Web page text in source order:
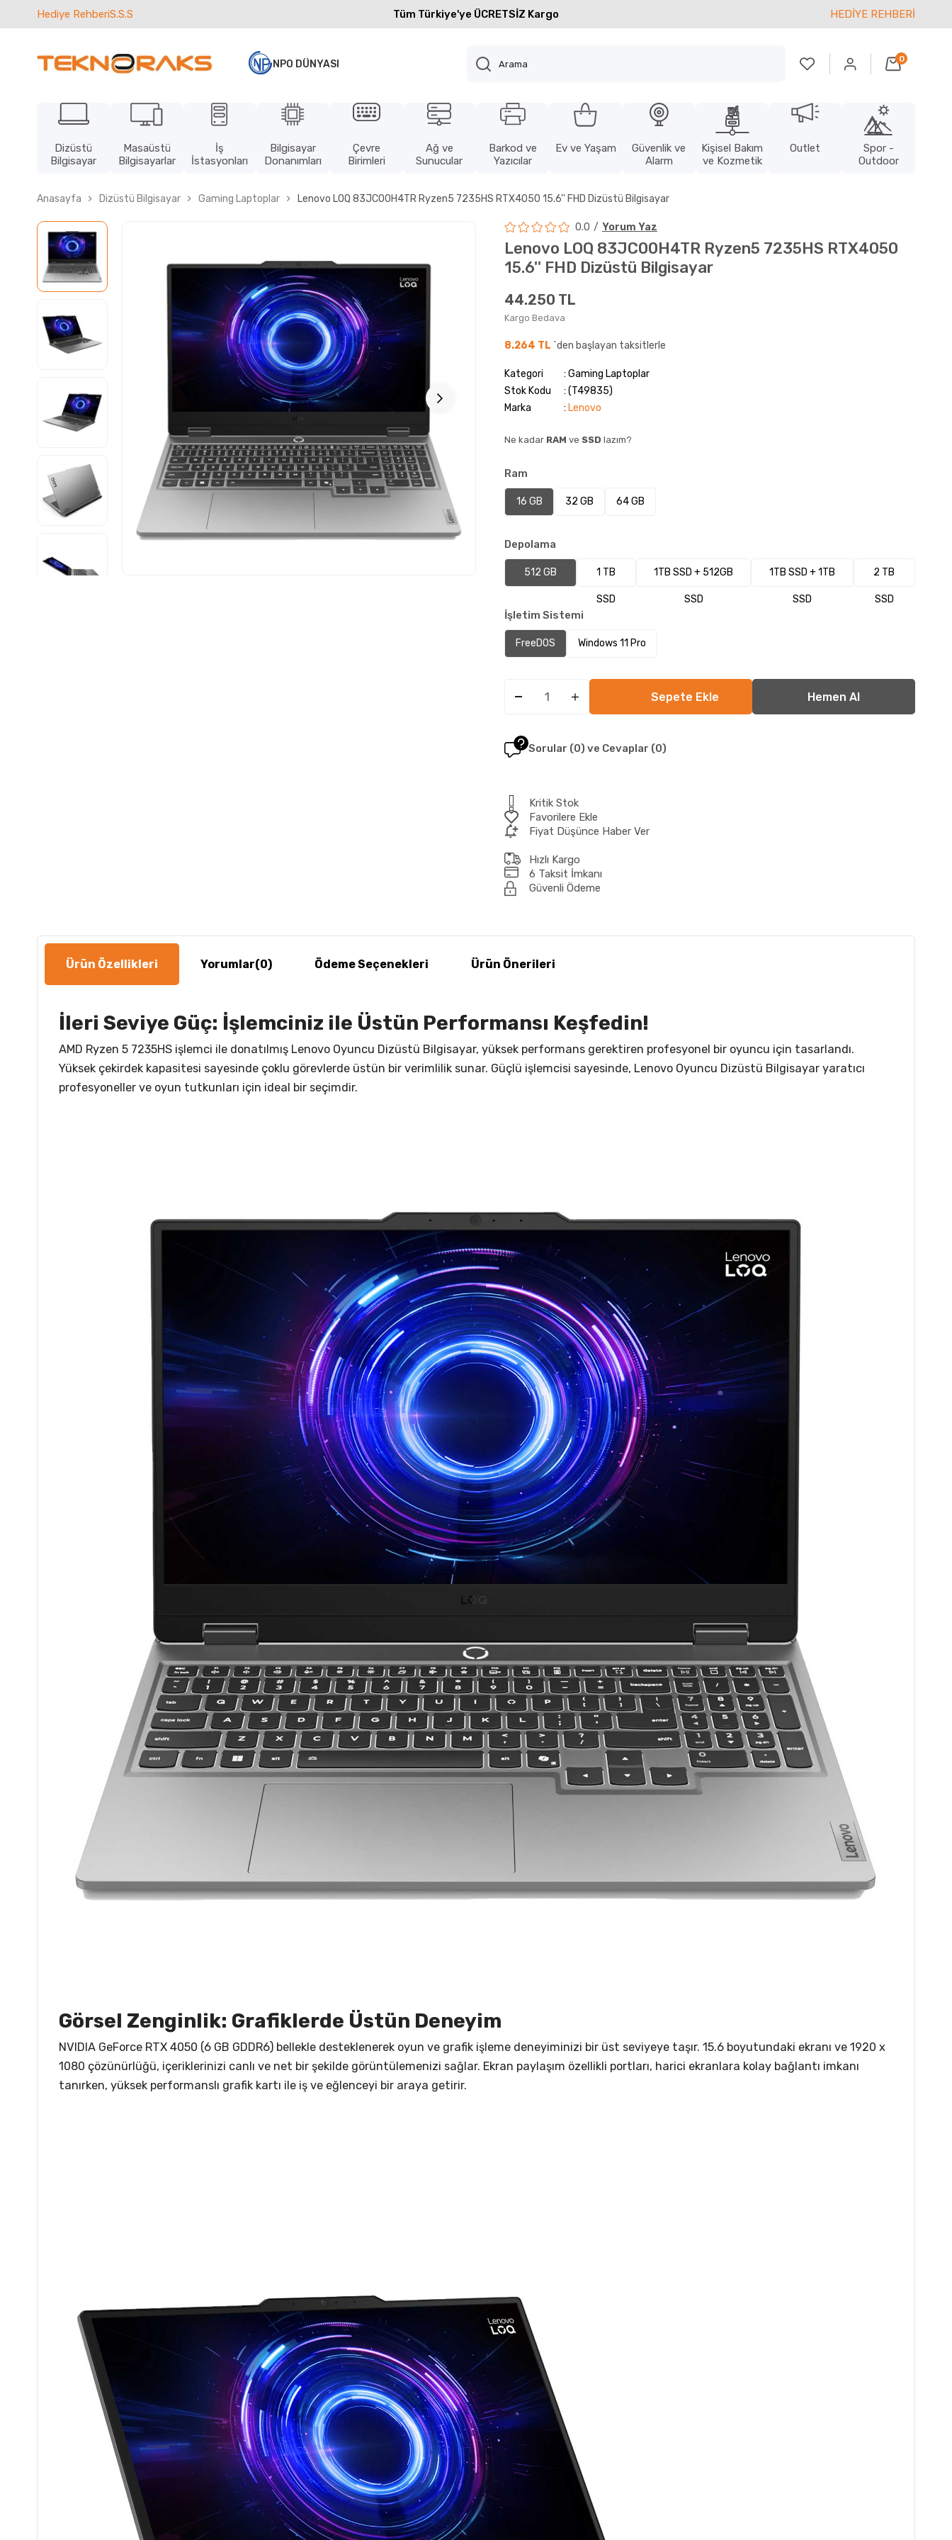
Hediye RehberiS.S.S Tüm Türkiye'ye ÜCRETSİZ Kargo HEDİYE REHBERİ
NPO DÜNYASI 0
Dizüstü
Bilgisayar
Masaüstü
Bilgisayarlar
İş
İstasyonları
Bilgisayar
Donanımları
Çevre
Birimleri
Ağ ve
Sunucular
Barkod ve
Yazıcılar
Ev ve Yaşam
Güvenlik ve
Alarm
Kişisel Bakım
ve Kozmetik
Outlet
Spor -
Outdoor
Anasayfa Dizüstü Bilgisayar Gaming Laptoplar Lenovo LOQ 83JC00H4TR Ryzen5 7235HS RTX4050 15.6'' FHD Dizüstü Bilgisayar
0.0 Yorum Yaz
Lenovo LOQ 83JC00H4TR Ryzen5 7235HS RTX4050
15.6'' FHD Dizüstü Bilgisayar
44.250 TL
Kargo Bedava
8.264 TL `den başlayan taksitlerle
Kategori
Gaming Laptoplar
Stok Kodu
(T49835)
Marka
: Lenovo
Ne kadar RAM ve SSD lazım?
Ram
16 GB 32 GB 64 GB
Depolama
512 GB 1 TB
SSD
1TB SSD + 512GB
SSD
1TB SSD + 1TB
SSD
2 TB
SSD
İşletim Sistemi
FreeDOS Windows 11 Pro
Sorular (0) ve Cevaplar (0)
Kritik Stok
Favorilere Ekle
Fiyat Düşünce Haber Ver
Hızlı Kargo
6 Taksit İmkanı
Güvenli Ödeme
Ürün Özellikleri Yorumlar(0) Ödeme Seçenekleri Ürün Önerileri
İleri Seviye Güç: İşlemciniz ile Üstün Performansı Keşfedin!
AMD Ryzen 5 7235HS işlemci ile donatılmış Lenovo Oyuncu Dizüstü Bilgisayar, yüksek performans gerektiren profesyonel bir oyuncu için tasarlandı.
Yüksek çekirdek kapasitesi sayesinde çoklu görevlerde üstün bir verimlilik sunar. Güçlü işlemcisi sayesinde, Lenovo Oyuncu Dizüstü Bilgisayar yaratıcı
profesyoneller ve oyun tutkunları için ideal bir seçimdir.
Görsel Zenginlik: Grafiklerde Üstün Deneyim
NVIDIA GeForce RTX 4050 (6 GB GDDR6) bellekle desteklenerek oyun ve grafik işleme deneyiminizi bir üst seviyeye taşır. 15.6 boyutundaki ekranı ve 1920 x
1080 çözünürlüğü, içeriklerinizi canlı ve net bir şekilde görüntülemenizi sağlar. Ekran paylaşım özellikli portları, harici ekranlara kolay bağlantı imkanı
tanırken, yüksek performanslı grafik kartı ile iş ve eğlenceyi bir araya getirir.